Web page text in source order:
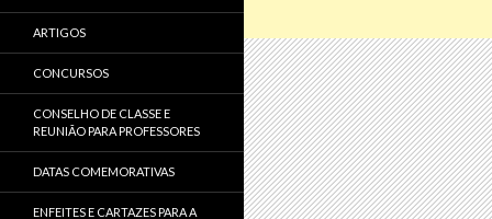
ARTIGOS
CONCURSOS
CONSELHO DE CLASSE E
REUNIÃO PARA PROFESSORES
DATAS COMEMORATIVAS
ENFEITES E CARTAZES PARA A